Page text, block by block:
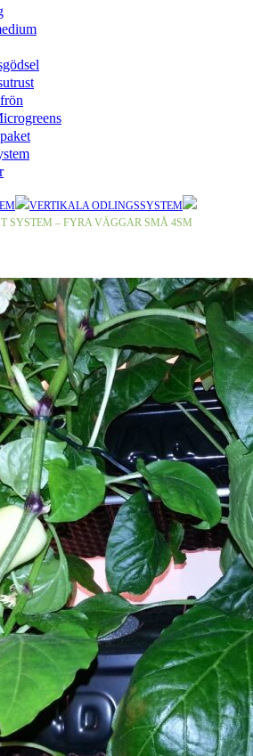
VERTIKALA ODLINGSSYSTEM
SYSTEM – FYRA VÄGGAR SMÅ 4SM